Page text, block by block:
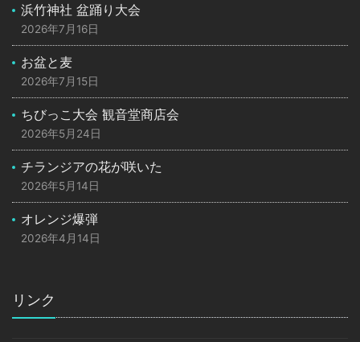
浜竹神社 盆踊り大会
2026年7月16日
お盆と麦
2026年7月15日
ちびっこ大会 観音堂商店会
2026年5月24日
チランジアの花が咲いた
2026年5月14日
オレンジ爆弾
2026年4月14日
リンク